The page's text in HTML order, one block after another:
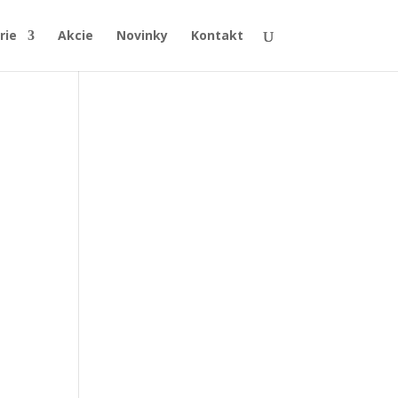
Akcie Novinky Kontakt